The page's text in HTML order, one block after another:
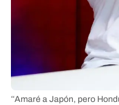
“Amaré a Japón, pero